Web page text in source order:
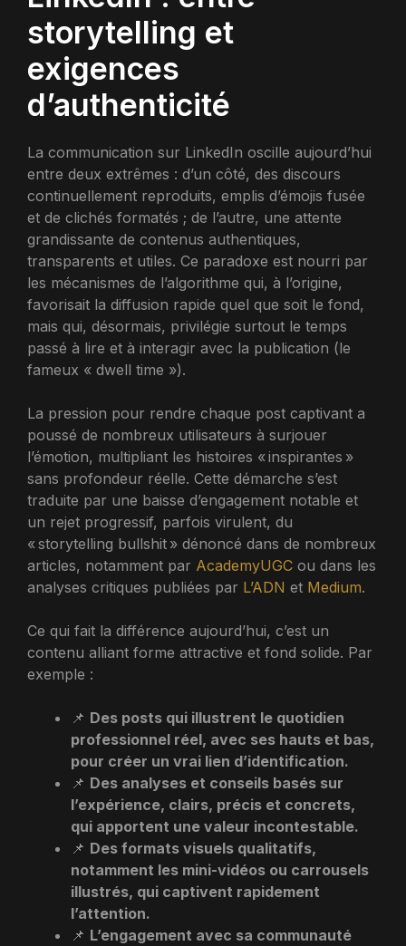
storytelling et
exigences
d’authenticité
La communication sur LinkedIn oscille aujourd’hui
entre deux extrêmes : d’un côté, des discours
continuellement reproduits, emplis d’émojis fusée
et de clichés formatés ; de l’autre, une attente
grandissante de contenus authentiques,
transparents et utiles. Ce paradoxe est nourri par
les mécanismes de l’algorithme qui, à l’origine,
favorisait la diffusion rapide quel que soit le fond,
mais qui, désormais, privilégie surtout le temps
passé à lire et à interagir avec la publication (le
fameux « dwell time »).
La pression pour rendre chaque post captivant a
poussé de nombreux utilisateurs à surjouer
l’émotion, multipliant les histoires « inspirantes »
sans profondeur réelle. Cette démarche s’est
traduite par une baisse d’engagement notable et
un rejet progressif, parfois virulent, du
« storytelling bullshit » dénoncé dans de nombreux
articles, notamment par AcademyUGC ou dans les
analyses critiques publiées par L’ADN et Medium.
Ce qui fait la différence aujourd’hui, c’est un
contenu alliant forme attractive et fond solide. Par
exemple :
📌 Des posts qui illustrent le quotidien
professionnel réel, avec ses hauts et bas,
pour créer un vrai lien d’identification.
📌 Des analyses et conseils basés sur
l’expérience, clairs, précis et concrets,
qui apportent une valeur incontestable.
📌 Des formats visuels qualitatifs,
notamment les mini-vidéos ou carrousels
illustrés, qui captivent rapidement
l’attention.
📌 L’engagement avec sa communauté